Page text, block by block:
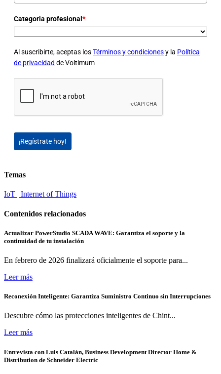
Categoria profesional *
Al suscribirte, aceptas losTérminos y condicionesy la Política
de privacidad de Voltimum
¡Regístrate hoy!
Temas
IoT | Internet of Things
Contenidos relacionados
Actualizar PowerStudio SCADA WAVE: Garantiza el soporte y la
continuidad de tu instalación
En febrero de 2026 finalizará oficialmente el soporte para...
Leer más
Reconexión Inteligente: Garantiza Suministro Continuo sin Interrupciones
Descubre cómo las protecciones inteligentes de Chint...
Leer más
Entrevista con Luis Catalán, Business Development Director Home &
Distribution de Schneider Electric